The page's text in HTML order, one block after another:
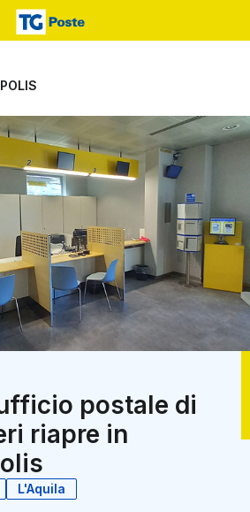
POLIS
postale di
riapre in
L'Aquila